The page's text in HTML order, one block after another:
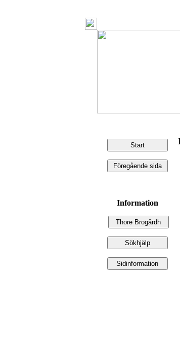
Information